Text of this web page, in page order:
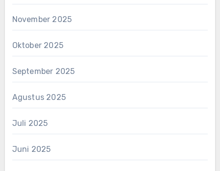
November 2025
Oktober 2025
September 2025
Agustus 2025
Juli 2025
Juni 2025